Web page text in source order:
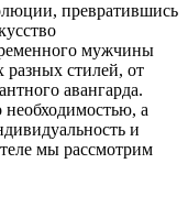
превратившись
мужчины
разных стилей, от
авангарда.
а
и
мы рассмотрим